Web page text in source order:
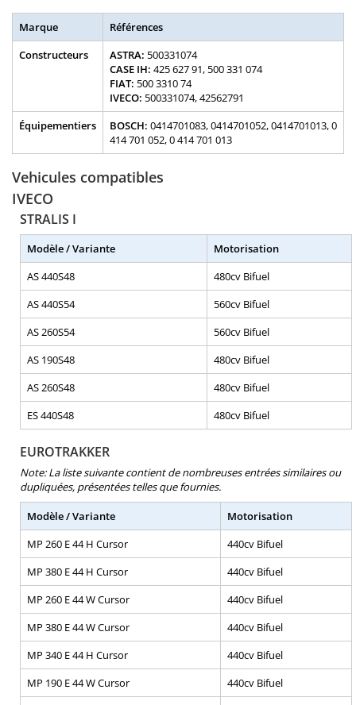
Marque
Références
Constructeurs
ASTRA: 500331074
CASE IH: 425 627 91, 500 331 074
FIAT: 500 3310 74
IVECO: 500331074, 42562791
Équipementiers
BOSCH: 0414701083, 0414701052, 0414701013, 0
414 701 052, 0 414 701 013
Vehicules compatibles
IVECO
STRALIS I
Modèle / Variante
Motorisation
AS 440S48
480cv Bifuel
AS 440S54
560cv Bifuel
AS 260S54
560cv Bifuel
AS 190S48
480cv Bifuel
AS 260S48
480cv Bifuel
ES 440S48
480cv Bifuel
EUROTRAKKER
Note: La liste suivante contient de nombreuses entrées similaires ou
dupliquées, présentées telles que fournies.
Modèle / Variante
Motorisation
MP 260 E 44 H Cursor
440cv Bifuel
MP 380 E 44 H Cursor
440cv Bifuel
MP 260 E 44 W Cursor
440cv Bifuel
MP 380 E 44 W Cursor
440cv Bifuel
MP 340 E 44 H Cursor
440cv Bifuel
MP 190 E 44 W Cursor
440cv Bifuel